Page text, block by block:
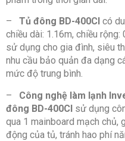
Kích thước và trọng
Kích thước
sản phẩm
1160 x
Trọng lượng 46 kg
Bảo hành vả xuất xứ
– Tủ đông BD-400CI có
chiều dài: 1.16m, chiều
sử dụng cho gia đình, siêu
nhu cầu bảo quản đa dạng
mức độ trung bình.
– Công nghệ làm lạnh
đông BD-400CI sử dụng
qua 1 mainboard mạch
động của tủ, tránh hao phí